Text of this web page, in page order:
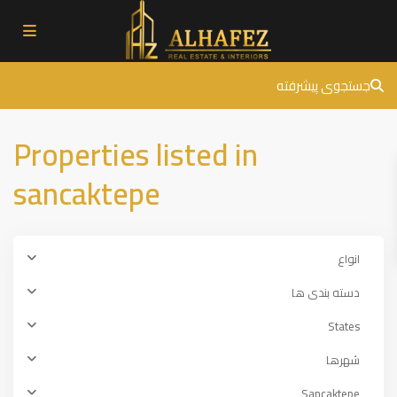
جستجوی پیشرفته
Properties listed in
sancaktepe
انواع
دسته بندی ها
States
شهرها